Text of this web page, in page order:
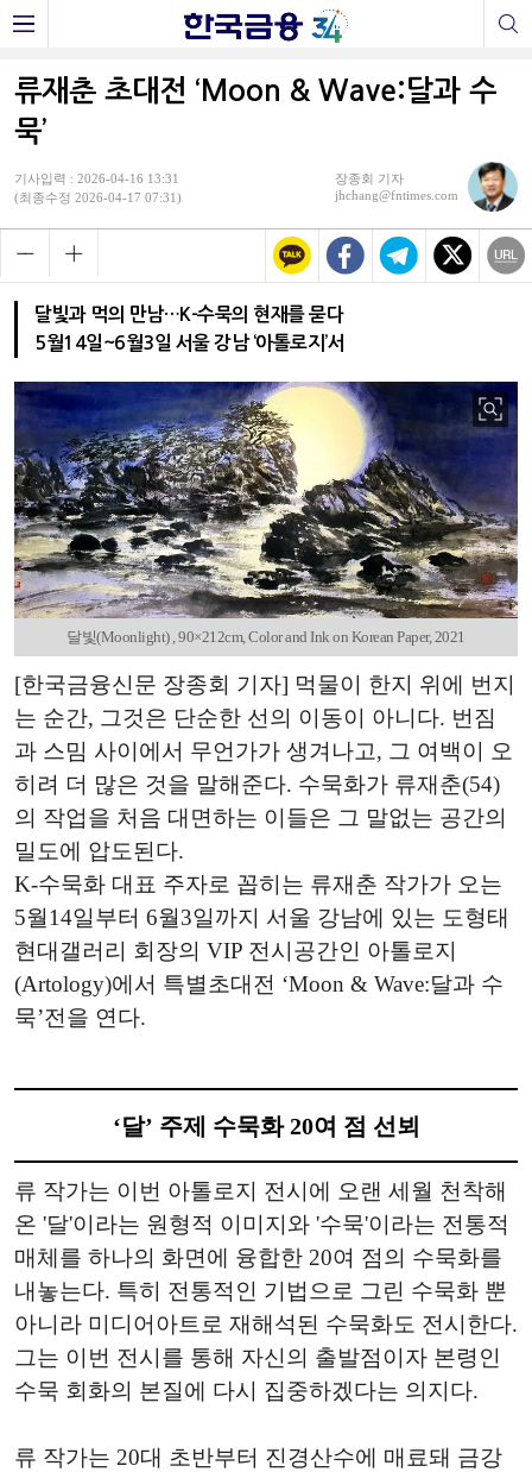
류재춘 초대전 ‘Moon & Wave:달과 수
묵’
기사입력 : 2026-04-16 13:31
(최종수정 2026-04-17 07:31)
장종회 기자
jhchang@fntimes.com
달빛과 먹의 만남…K-수묵의 현재를 묻다
5월14일~6월3일 서울 강남 ‘아톨로지’서
달빛(Moonlight) , 90×212cm, Color and Ink on Korean Paper, 2021
[한국금융신문 장종회 기자] 먹물이 한지 위에 번지
는 순간, 그것은 단순한 선의 이동이 아니다. 번짐
과 스밈 사이에서 무언가가 생겨나고, 그 여백이 오
히려 더 많은 것을 말해준다. 수묵화가 류재춘(54)
의 작업을 처음 대면하는 이들은 그 말없는 공간의
밀도에 압도된다.
K-수묵화 대표 주자로 꼽히는 류재춘 작가가 오는
5월14일부터 6월3일까지 서울 강남에 있는 도형태
현대갤러리 회장의 VIP 전시공간인 아톨로지
(Artology)에서 특별초대전 ‘Moon & Wave:달과 수
묵’전을 연다.
‘달’ 주제 수묵화 20여 점 선뵈
류 작가는 이번 아톨로지 전시에 오랜 세월 천착해
온 '달'이라는 원형적 이미지와 '수묵'이라는 전통적
매체를 하나의 화면에 융합한 20여 점의 수묵화를
내놓는다. 특히 전통적인 기법으로 그린 수묵화 뿐
아니라 미디어아트로 재해석된 수묵화도 전시한다.
그는 이번 전시를 통해 자신의 출발점이자 본령인
수묵 회화의 본질에 다시 집중하겠다는 의지다.
류 작가는 20대 초반부터 진경산수에 매료돼 금강